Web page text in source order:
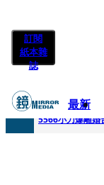
訂閱
紙本雜
誌
最新
快訊